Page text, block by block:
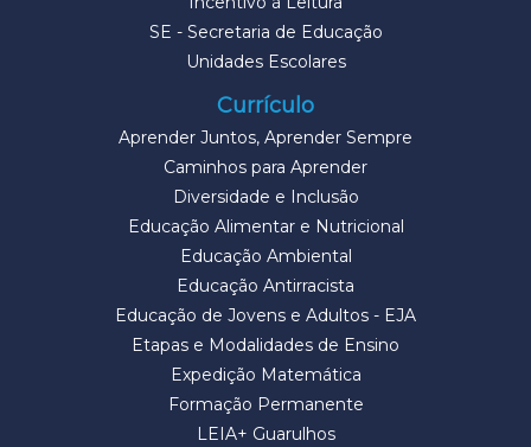
SE - Secretaria de Educação
Unidades Escolares
Currículo
Aprender Juntos, Aprender Sempre
Caminhos para Aprender
Diversidade e Inclusão
Educação Alimentar e Nutricional
Educação Ambiental
Educação Antirracista
Educação de Jovens e Adultos - EJA
Etapas e Modalidades de Ensino
Expedição Matemática
Formação Permanente
LEIA+ Guarulhos